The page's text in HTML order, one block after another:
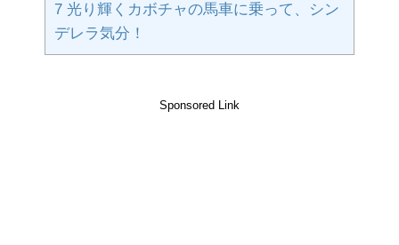
7 光り輝くカボチャの馬車に乗って、シン
デレラ気分！
Sponsored Link